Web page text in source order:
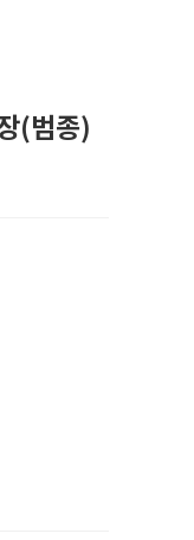
(범종)